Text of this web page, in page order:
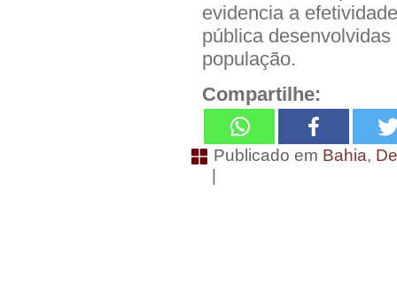
evidencia a
pública
população.
Compartilhe:
Publicado em Bahia,
|